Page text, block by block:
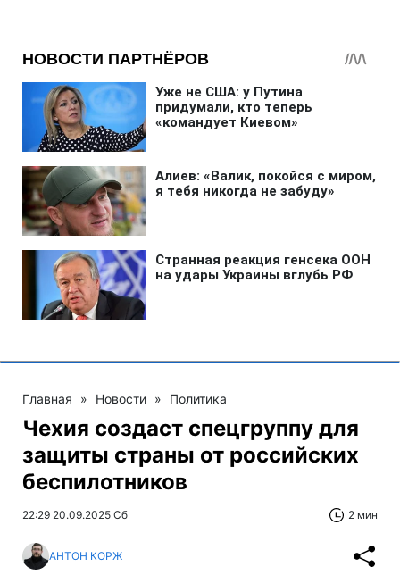
Главная » Новости » Политика
Чехия создаст спецгруппу для
защиты страны от российских
беспилотников
22:29 20.09.2025 Сб 2 мин
АНТОН КОРЖ